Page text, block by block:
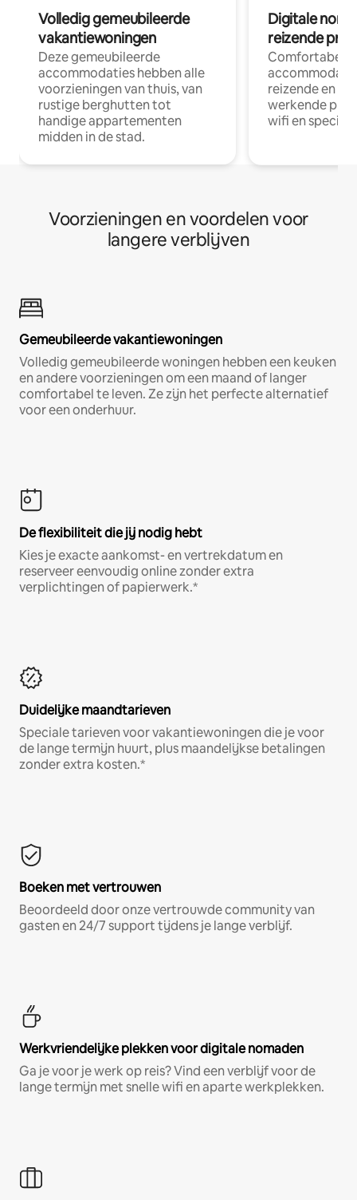
Volledig gemeubileerde
vakantiewoningen
Deze gemeubileerde
accommodaties hebben alle
voorzieningen van thuis, van
rustige berghutten tot
handige appartementen
midden in de stad.
Digitale
reizende
Comfortabele
reizende en
werkende
wifi en
Voorzieningen en voordelen voor
langere verblijven
Gemeubileerde vakantiewoningen
Volledig gemeubileerde woningen hebben een keuken
en andere voorzieningen om een maand of langer
comfortabel te leven. Ze zijn het perfecte alternatief
voor een onderhuur.
De flexibiliteit die jij nodig hebt
Kies je exacte aankomst- en vertrekdatum en
reserveer eenvoudig online zonder extra
verplichtingen of papierwerk.*
Duidelijke maandtarieven
Speciale tarieven voor vakantiewoningen die je voor
de lange termijn huurt, plus maandelijkse betalingen
zonder extra kosten.*
Boeken met vertrouwen
Beoordeeld door onze vertrouwde community van
gasten en 24/7 support tijdens je lange verblijf.
Werkvriendelijke plekken voor digitale nomaden
Ga je voor je werk op reis? Vind een verblijf voor de
lange termijn met snelle wifi en aparte werkplekken.